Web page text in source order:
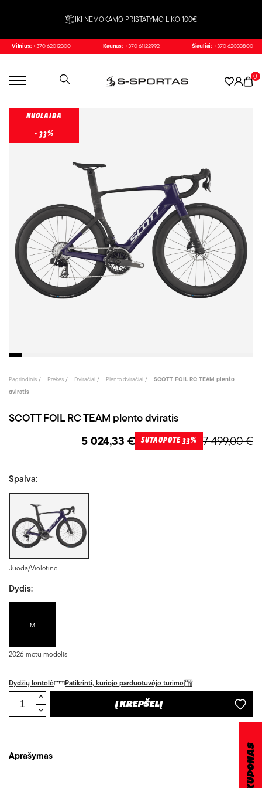
IKI NEMOKAMO PRISTATYMO LIKO 100€
Vilnius: +370 62012300 Kaunas: +370 61122992 Šiauliai: +370 62033800
0
NUOLAIDA
- 33%
Pagrindinis Prekės Dviračiai Plento dviračiai
SCOTT FOIL RC TEAM plento
dviratis
SCOTT FOIL RC TEAM plento dviratis
7 499,00 €
5 024,33 € SUTAUPOTE 33%
Spalva:
Juoda/Violetinė
Dydis:
M
2026 metų modelis
Dydžių lentelė Patikrinti, kurioje parduotuvėje turime
Į KREPŠELĮ
Aprašymas